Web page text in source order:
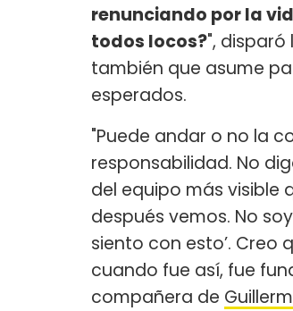
renunciando por la
todos locos?",
también que asume
esperados.
"Puede andar o no la
responsabilidad. No
del equipo más visible
después vemos. No
siento con esto’.
cuando fue así, fue
compañera de